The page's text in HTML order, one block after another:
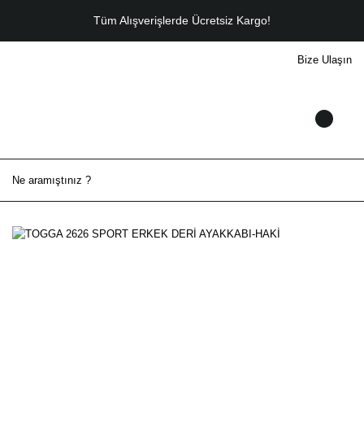
Tüm Alışverişlerde Ücretsiz Kargo!
Bize Ulaşın